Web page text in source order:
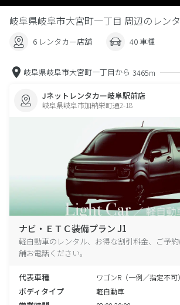
岐阜県岐阜市大宮町一丁目 周辺のレン
6 レンタカー店舗 40 車種
岐阜県岐阜市大宮町一丁目から 3465m
Jネットレンタカー岐阜駅前店
岐阜県岐阜市加納栄町通2-18
ナビ・ＥＴＣ装備プラン J1
軽自動車のレンタル、お得な割引料金、ご予
舗お電話ください。
代表車種 ワゴンR（一例／指定不可）
ボディタイプ 軽自動車